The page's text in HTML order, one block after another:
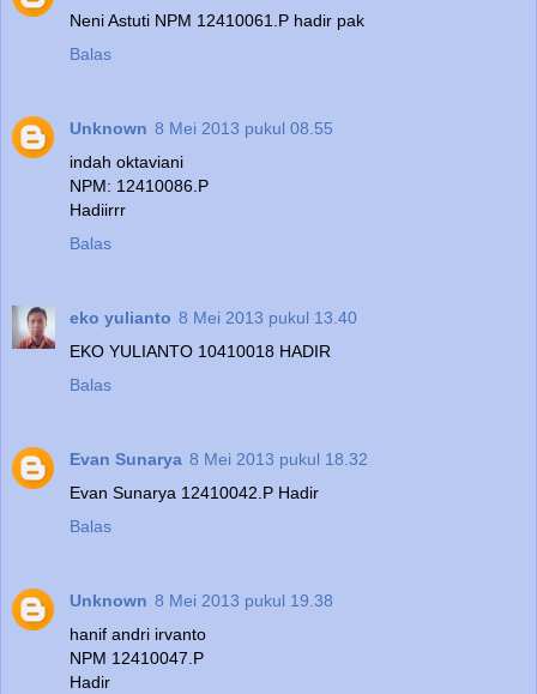
Neni Astuti NPM 12410061.P hadir pak
Balas
Unknown 8 Mei 2013 pukul 08.55
indah oktaviani
NPM: 12410086.P
Hadiirrr
Balas
eko yulianto 8 Mei 2013 pukul 13.40
EKO YULIANTO 10410018 HADIR
Balas
Evan Sunarya 8 Mei 2013 pukul 18.32
Evan Sunarya 12410042.P Hadir
Balas
Unknown 8 Mei 2013 pukul 19.38
hanif andri irvanto
NPM 12410047.P
Hadir